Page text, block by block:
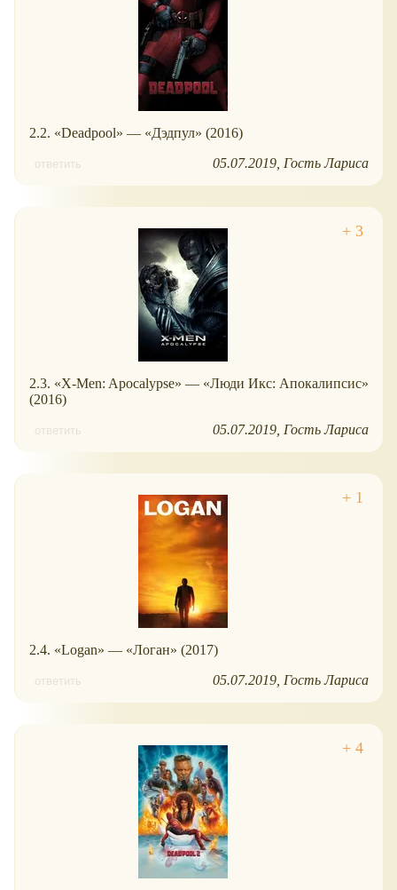
2.2. «Deadpool» — «Дэдпул» (2016)
ответить 05.07.2019 Гость Лариса
2.3. «X-Men: Apocalypse» — «Люди Икс: Апокалипсис»
(2016)
ответить 05.07.2019 Гость Лариса
2.4. «Logan» — «Логан» (2017)
ответить 05.07.2019 Гость Лариса